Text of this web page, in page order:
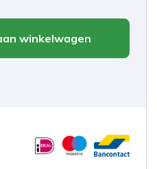
winkelwagen